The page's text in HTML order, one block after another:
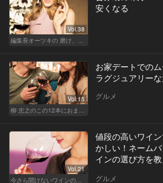
Vol.38
編集長オーツキの 磨け、バカ舌！ 学べ、オトナの遊び
安くなる
Vol.15
柳 忠之のこの12本におまかせ
お家デートでの
ラグジュアリー
グルメ
Vol.21
今さら聞けないワインの基礎知識
値段の高いワイ
かしい！ネーム
インの選び方を教
グルメ